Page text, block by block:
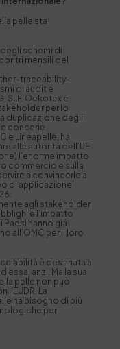
pelle sta
schemi di
mensili del
traceability-
di audit e
SLF. Oekotex e
per lo
duplicazione degli
concerie.
e Lineapelle, ha
alle autorità dell’UE
l’enorme impatto
commercio e sulla
a convincerle a
di applicazione
agli stakeholder
e l’impatto
Paesi hanno giá
all’OMC per il loro
è destinata a
anzi. Ma la sua
pelle non può
La
ha bisogno di più
per